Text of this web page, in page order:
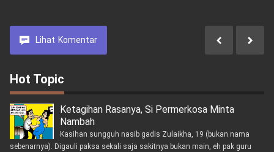
Lihat Komentar
Hot Topic
Ketagihan Rasanya, Si Permerkosa Minta
Nambah
Kasihan sungguh nasib gadis Zulaikha, 19 (bukan nama
sebenarnya). Digauli paksa sekali saja sakitnya bukan main, eh pak guru